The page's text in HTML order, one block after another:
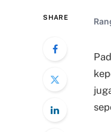
SHARE